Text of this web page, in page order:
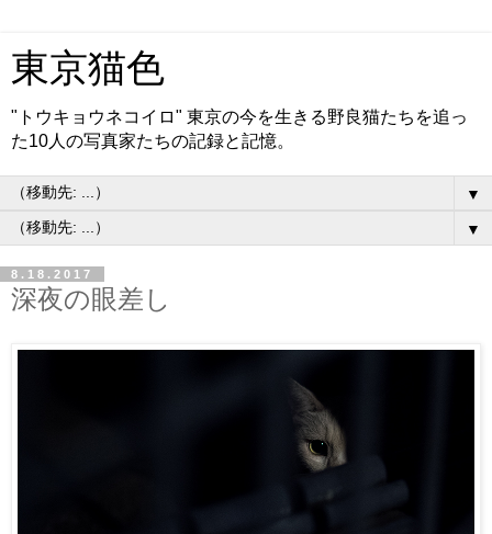
東京猫色
"トウキョウネコイロ" 東京の今を生きる野良猫たちを追っ
た10人の写真家たちの記録と記憶。
▼
▼
8.18.2017
深夜の眼差し